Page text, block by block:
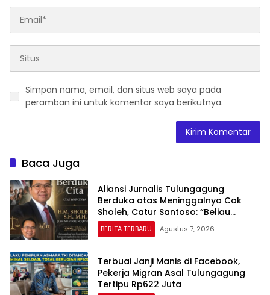
Simpan nama, email, dan situs web saya pada
peramban ini untuk komentar saya berikutnya.
Baca Juga
Aliansi Jurnalis Tulungagung
Berduka atas Meninggalnya Cak
Sholeh, Catur Santoso: “Beliau
Pejuang Keadilan yang Vokal”
BERITA TERBARU Agustus 7, 2026
Terbuai Janji Manis di Facebook,
Pekerja Migran Asal Tulungagung
Tertipu Rp622 Juta